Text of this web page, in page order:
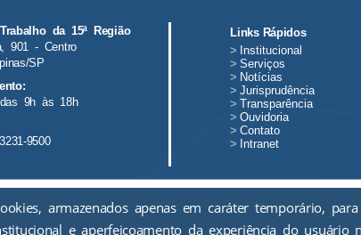
da 15ª Região
901 - Centro
SP
9h às 18h
9500
Links Rápidos
> Institucional
> Serviços
> Notícias
> Jurisprudência
> Transparência
> Ouvidoria
> Contato
> Intranet
armazenados apenas em caráter temporário,
e aperfeiçoamento da experiência do usuário